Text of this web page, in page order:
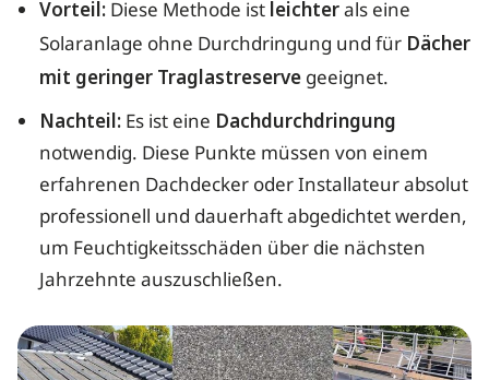
Vorteil: Diese Methode ist leichterals eine
Solaranlage ohne Durchdringung und für Dächer
mit geringer Traglastreserve geeignet.
Nachteil: Es ist eine Dachdurchdringung
notwendig. Diese Punkte müssen von einem
erfahrenen Dachdecker oder Installateur absolut
professionell und dauerhaft abgedichtet werden,
um Feuchtigkeitsschäden über die nächsten
Jahrzehnte auszuschließen.